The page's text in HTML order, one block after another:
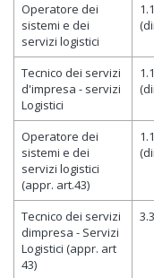
Operatore dei
sistemi e dei
servizi logistici
Tecnico dei servizi
d'impresa - servizi
Logistici
Operatore dei
sistemi e dei
servizi logistici
(appr. art.43)
Tecnico dei servizi
dimpresa - Servizi
Logistici (appr. art
43)